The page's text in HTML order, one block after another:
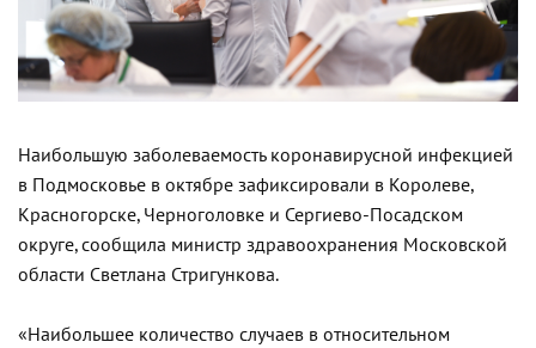
Наибольшую заболеваемость коронавирусной инфекцией
в Подмосковье в октябре зафиксировали в Королеве,
Красногорске, Черноголовке и Сергиево-Посадском
округе, сообщила министр здравоохранения Московской
области Светлана Стригункова.
«Наибольшее количество случаев в относительном